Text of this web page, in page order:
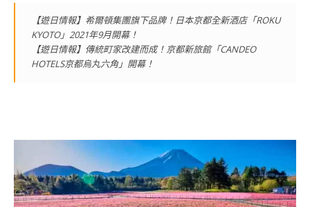
【遊日情報】希爾頓集團旗下品牌！日本京都全新酒店「ROKU
KYOTO」2021年9月開幕！
【遊日情報】傳統町家改建而成！京都新旅館「CANDEO
HOTELS京都烏丸六角」開幕！